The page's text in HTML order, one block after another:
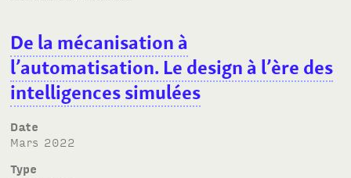
De la mécanisation à
l’automatisation. Le design à l’ère des
intelligences simulées
Date
mars 2022
Type